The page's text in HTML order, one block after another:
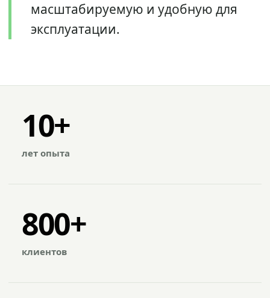
масштабируемую и удобную для
эксплуатации.
10+
лет опыта
800+
клиентов